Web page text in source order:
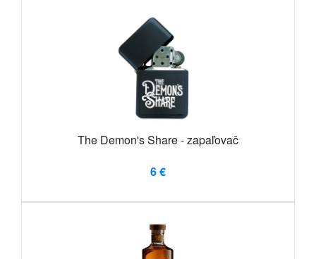
The Demon's Share - zapaľovač
6 €